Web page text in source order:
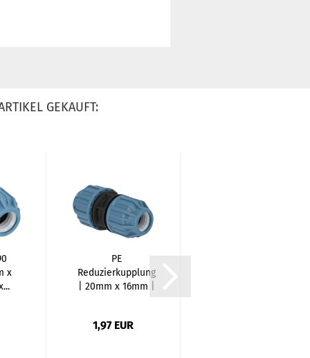
GEKAUFT:
x
PE
Reduzierkupplung
| 20mm x 16mm |
1,97 EUR